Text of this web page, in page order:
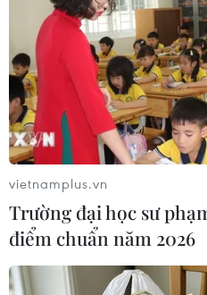
Giá dầu thấp có thể
vietnamplus.vn
Trường đại học sư
điểm chuẩn năm 2026